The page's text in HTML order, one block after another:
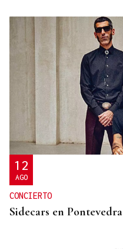
12
AGO
CONCIERTO
Sidecars en Pontevedra